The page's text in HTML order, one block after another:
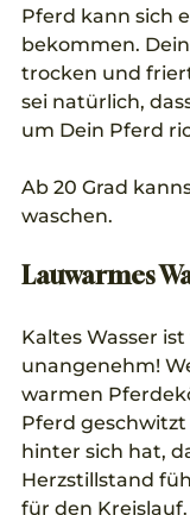
Pferd kann sich
bekommen.
trocken und
sei natürlich,
um Dein Pferd
Ab 20 Grad
waschen.
Lauwarmes
Kaltes Wasser
unangenehm!
warmen
Pferd
hinter sich hat,
Herzstillstand
für den Kreislauf.